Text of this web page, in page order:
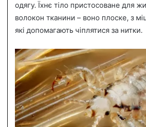
одягу. Їхнє тіло пристосоване для
волокон тканини – воно плоске, з
які допомагають чіплятися за нитки.